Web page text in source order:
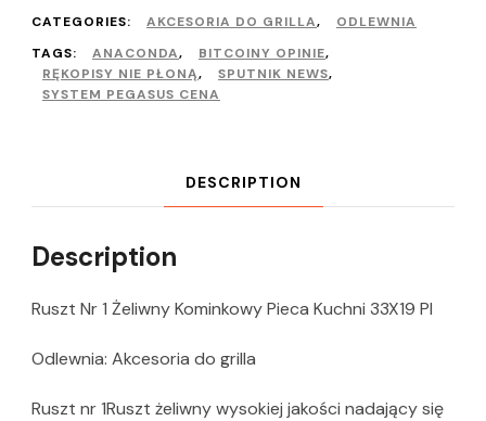
CATEGORIES:
AKCESORIA DO GRILLA,
ODLEWNIA
TAGS:
ANACONDA, BITCOINY OPINIE,
RĘKOPISY NIE PŁONĄ, SPUTNIK NEWS,
SYSTEM PEGASUS CENA
DESCRIPTION
Description
Ruszt Nr 1 Żeliwny Kominkowy Pieca Kuchni 33X19 Pl
Odlewnia: Akcesoria do grilla
Ruszt nr 1Ruszt żeliwny wysokiej jakości nadający się